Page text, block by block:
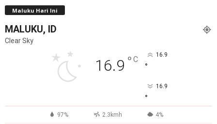
Maluku Hari Ini
MALUKU, ID
Clear Sky
16.9 ° C 16.9
°
16.9
°
97% 2.3kmh 4%